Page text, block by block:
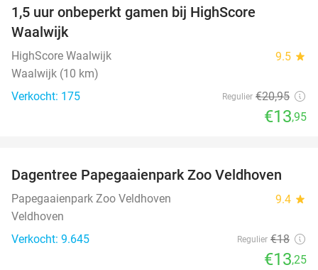
1,5 uur onbeperkt gamen bij HighScore
Waalwijk
HighScore Waalwijk 9.5 star
Waalwijk (10 km)
Verkocht: 175
Regulier €20,95
€13,95
26%
Dagentree Papegaaienpark Zoo Veldhoven
Papegaaienpark Zoo Veldhoven 9.4 star
Veldhoven
Verkocht: 9.645
Regulier €18
€13,25